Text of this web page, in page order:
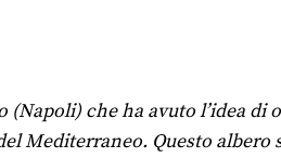
che ha avuto l’idea
Mediterraneo. Questo albero